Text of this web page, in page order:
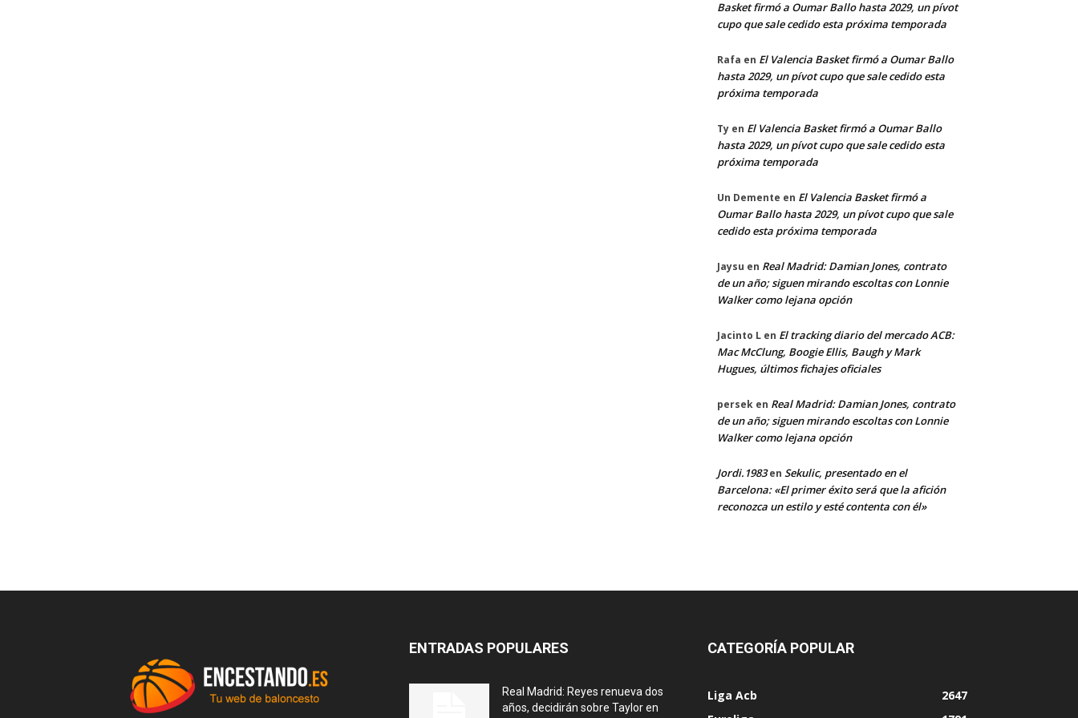
Basket firmó a Oumar Ballo hasta 2029, un pívot
cupo que sale cedido esta próxima temporada
Rafa en El Valencia Basket firmó a Oumar Ballo
hasta 2029, un pívot cupo que sale cedido esta
próxima temporada
Ty en El Valencia Basket firmó a Oumar Ballo
hasta 2029, un pívot cupo que sale cedido esta
próxima temporada
Un Demente en El Valencia Basket firmó a
Oumar Ballo hasta 2029, un pívot cupo que sale
cedido esta próxima temporada
Jaysu en Real Madrid: Damian Jones, contrato
de un año; siguen mirando escoltas con Lonnie
Walker como lejana opción
Jacinto L en El tracking diario del mercado ACB:
Mac McClung, Boogie Ellis, Baugh y Mark
Hugues, últimos fichajes oficiales
persek en Real Madrid: Damian Jones, contrato
de un año; siguen mirando escoltas con Lonnie
Walker como lejana opción
Jordi.1983en Sekulic, presentado en el
Barcelona: «El primer éxito será que la afición
reconozca un estilo y esté contenta con él»
ENTRADAS POPULARES
Real Madrid: Reyes renueva dos
años, decidirán sobre Taylor en
CATEGORÍA POPULAR
Liga Acb
2647